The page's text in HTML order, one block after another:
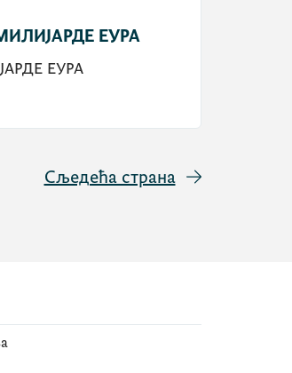
ЕУРА
ЕУРА
Сљедећа страна